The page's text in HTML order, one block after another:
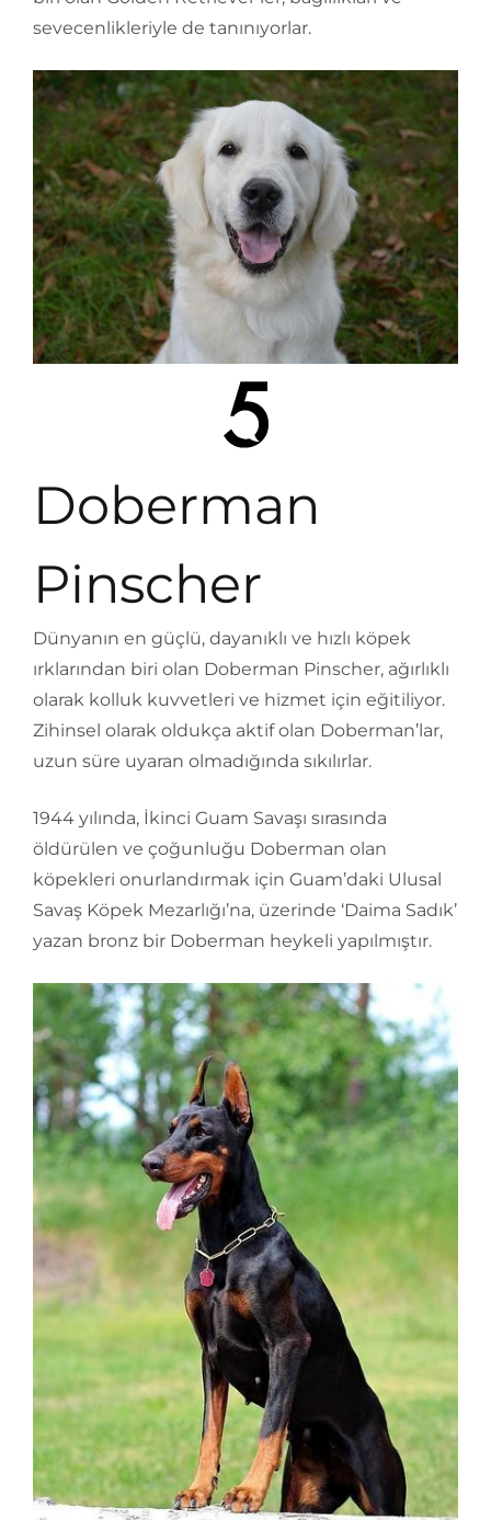
sevecenlikleriyle de tanınıyorlar.
Doberman
Pinscher
Dünyanın en güçlü, dayanıklı ve hızlı köpek
ırklarından biri olan Doberman Pinscher, ağırlıklı
olarak kolluk kuvvetleri ve hizmet için eğitiliyor.
Zihinsel olarak oldukça aktif olan Doberman’lar,
uzun süre uyaran olmadığında sıkılırlar.
1944 yılında, İkinci Guam Savaşı sırasında
öldürülen ve çoğunluğu Doberman olan
köpekleri onurlandırmak için Guam’daki Ulusal
Savaş Köpek Mezarlığı’na, üzerinde ‘Daima Sadık’
yazan bronz bir Doberman heykeli yapılmıştır.